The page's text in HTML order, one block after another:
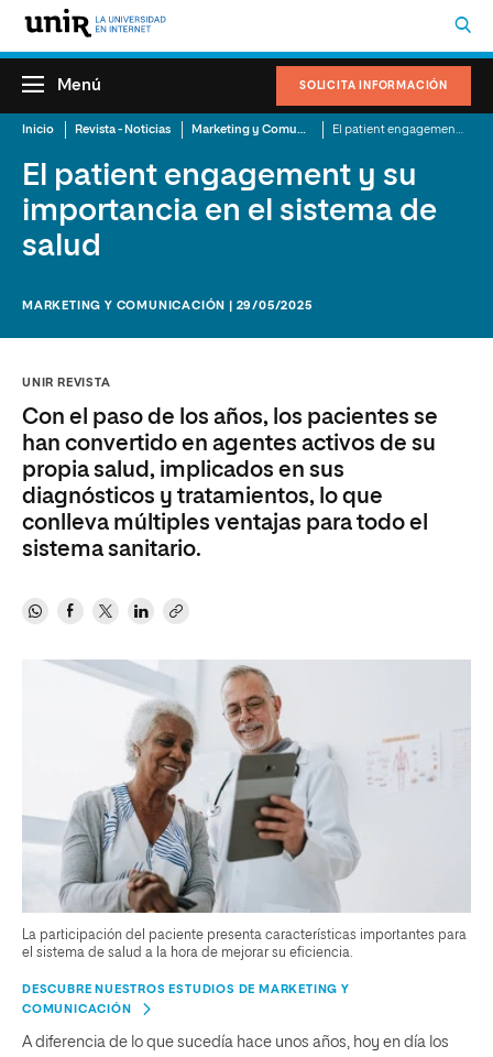
SOLICITA INFORMACIÓN
Menú
Inicio Revista - Noticias Marketing y Comunicación
El patient engagement y su
importancia en el sistema de
salud
MARKETING Y COMUNICACIÓN | 29/05/2025
UNIR REVISTA
Con el paso de los años, los pacientes se
han convertido en agentes activos de su
propia salud, implicados en sus
diagnósticos y tratamientos, lo que
conlleva múltiples ventajas para todo el
sistema sanitario.
La participación del paciente presenta características importantes para
el sistema de salud a la hora de mejorar su eficiencia.
DESCUBRE NUESTROS ESTUDIOS DE MARKETING Y
COMUNICACIÓN
A diferencia de lo que sucedía hace unos años, hoy en día los